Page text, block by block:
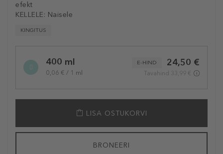
efekt
KELLELE: Naisele
KINGITUS
variation400 ml
0,06 € / 1 ml
24,50 €
E-HIND
Tavahind 33,99 €
LISA OSTUKORVI
BRONEERI